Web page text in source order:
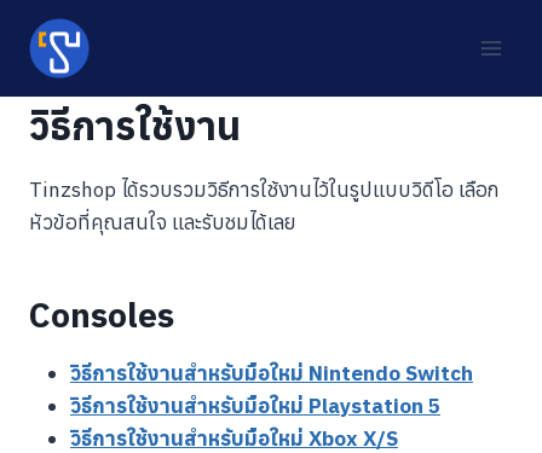
content
วิธีการใช้งาน
Tinzshop ได้รวบรวมวิธีการใช้งานไว้ในรูปแบบวิดีโอ เลือก
หัวข้อที่คุณสนใจ และรับชมได้เลย
Consoles
วิธีการใช้งานสำหรับมือใหม่ Nintendo Switch
วิธีการใช้งานสำหรับมือใหม่ Playstation 5
วิธีการใช้งานสำหรับมือใหม่ Xbox X/S